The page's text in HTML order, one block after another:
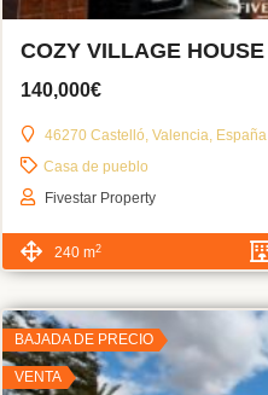
140,000€
46270 Castelló, Valencia, España
Casa de pueblo
Fivestar Property
240 m2
BAJADA DE PRECIO
VENTA